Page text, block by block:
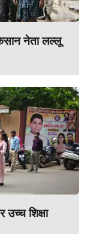
नेता लल्लू
शिक्षा